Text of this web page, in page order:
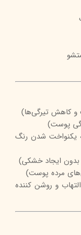
کاهش تیرگی‌ها)
یکنواخت شدن رنگ
بدون ایجاد خشکی)
و روشن کننده